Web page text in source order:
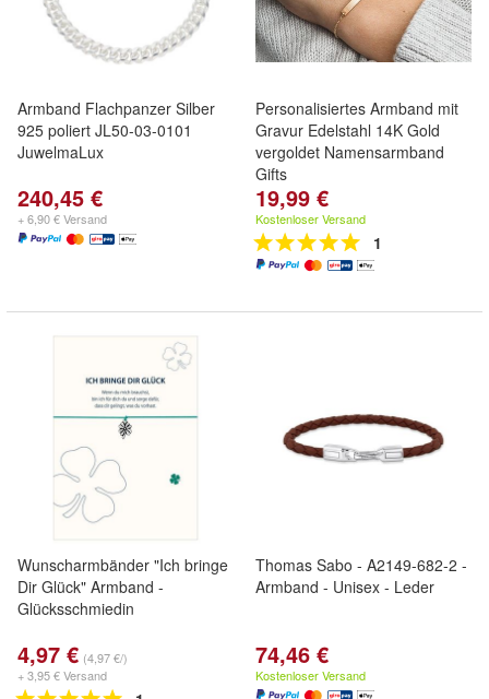
Armband Flachpanzer Silber
925 poliert JL50-03-0101
JuwelmaLux
240,45 €
+ 6,90 € Versand
Personalisiertes Armband mit
Gravur Edelstahl 14K Gold
vergoldet Namensarmband
Gifts
19,99 €
Kostenloser Versand
1
Wunscharmbänder "Ich bringe
Dir Glück" Armband -
Glücksschmiedin
4,97 € (4,97 €/)
+ 3,95 € Versand
Thomas Sabo - A2149-682-2 -
Armband - Unisex - Leder
74,46 €
Kostenloser Versand